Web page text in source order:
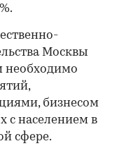
Москвы
необходимо
бизнесом
с населением в
сфере.